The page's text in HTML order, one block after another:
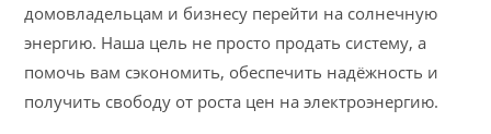
домовладельцам и бизнесу перейти на солнечную
энергию. Наша цель не просто продать систему, а
помочь вам сэкономить, обеспечить надёжность и
получить свободу от роста цен на электроэнергию.